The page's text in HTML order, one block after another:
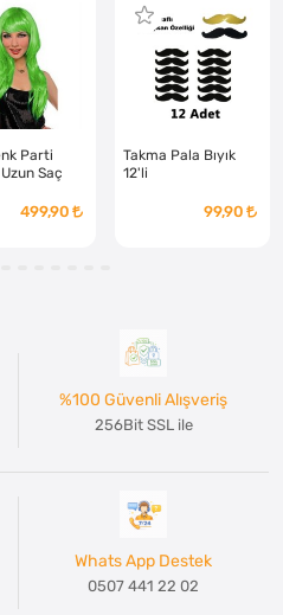
Parti
Saç
499,90
Takma Pala Bıyık
12'li
99,90
%100 Güvenli Alışveriş
256Bit SSL ile
Whats App Destek
0507 441 22 02